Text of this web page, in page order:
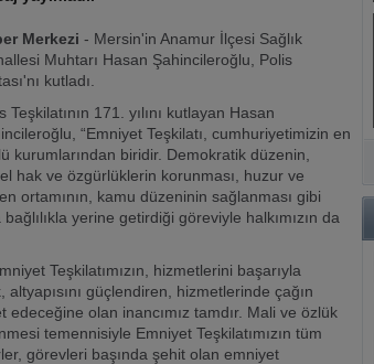
Merkezi - Mersin'in Anamur İlçesi Sağlık
Muhtarı Hasan Şahincileroğlu, Polis
kutladı.
Teşkilatının 171. yılını kutlayan Hasan
“Emniyet Teşkilatı, cumhuriyetimizin en
kurumlarından biridir. Demokratik düzenin,
hak ve özgürlüklerin korunması, huzur ve
ortamının, kamu düzeninin sağlanması gibi
yerine getirdiği göreviyle halkımızın da
Teşkilatımızın, hizmetlerini başarıyla
güçlendiren, hizmetlerinde çağın
olan inancımız tamdır. Mali ve özlük
temennisiyle Emniyet Teşkilatımızın tüm
görevleri başında şehit olan emniyet